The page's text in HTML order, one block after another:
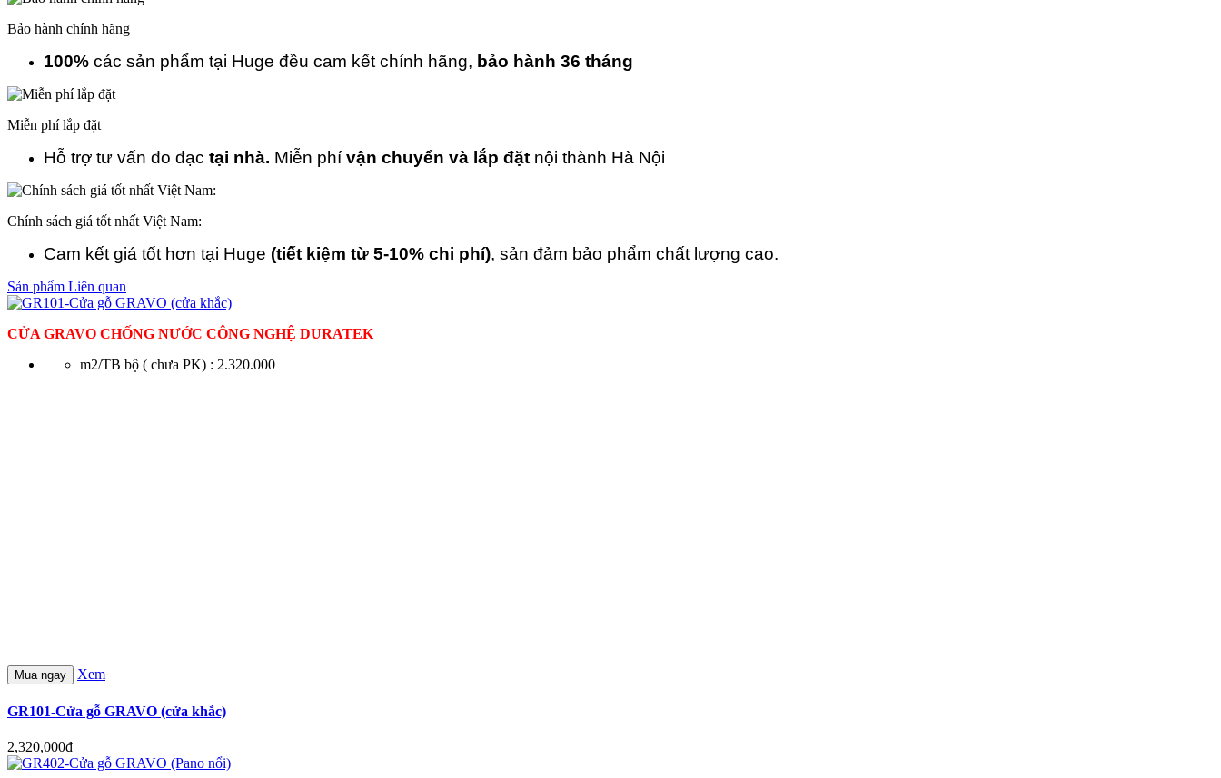
Bảo hành chính hãng
100% các sản phẩm tại Huge đều cam kết chính hãng, bảo hành 36 tháng
Miễn phí lắp đặt
Hỗ trợ tư vấn đo đạc tại nhà. Miễn phí vận chuyển và lắp đặt nội thành Hà Nội
Chính sách giá tốt nhất Việt Nam:
Cam kết giá tốt hơn tại Huge (tiết kiệm từ 5-10% chi phí), sản đảm bảo phẩm chất lượng cao.
Sản phẩm Liên quan
CỬA GRAVO CHỐNG NƯỚC CÔNG NGHỆ DURATEK
m2/TB bộ ( chưa PK) : 2.320.000
Mua ngay Xem
GR101-Cửa gỗ GRAVO (cửa khắc)
2,320,000đ